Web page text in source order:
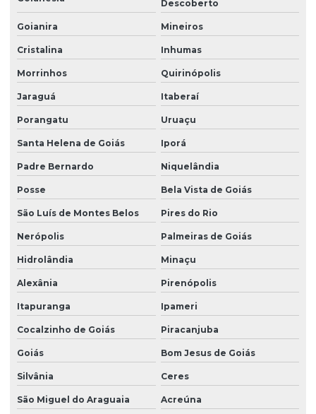
Descoberto
Goianira Mineiros
Cristalina Inhumas
Morrinhos Quirinópolis
Jaraguá Itaberaí
Porangatu Uruaçu
Santa Helena de Goiás Iporá
Padre Bernardo Niquelândia
Posse Bela Vista de Goiás
São Luís de Montes Belos Pires do Rio
Nerópolis Palmeiras de Goiás
Hidrolândia Minaçu
Alexânia Pirenópolis
Itapuranga Ipameri
Cocalzinho de Goiás Piracanjuba
Goiás Bom Jesus de Goiás
Silvânia Ceres
São Miguel do Araguaia Acreúna